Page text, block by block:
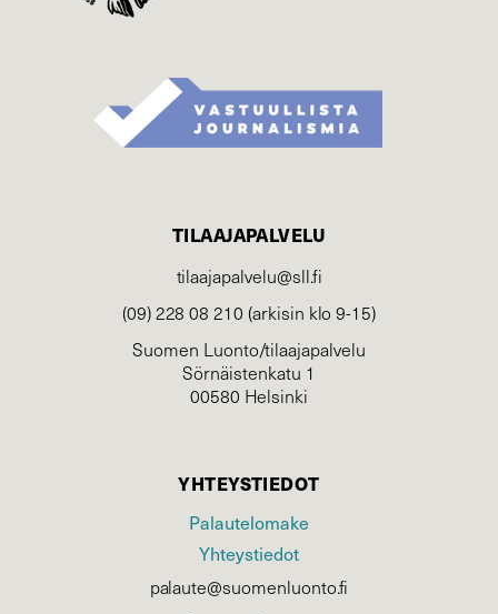
TILAAJAPALVELU
tilaajapalvelu@sll.fi
(09) 228 08 210 (arkisin klo 9-15)
Suomen Luonto/tilaajapalvelu
Sörnäistenkatu 1
00580 Helsinki
YHTEYSTIEDOT
Palautelomake
Yhteystiedot
palaute@suomenluonto.fi